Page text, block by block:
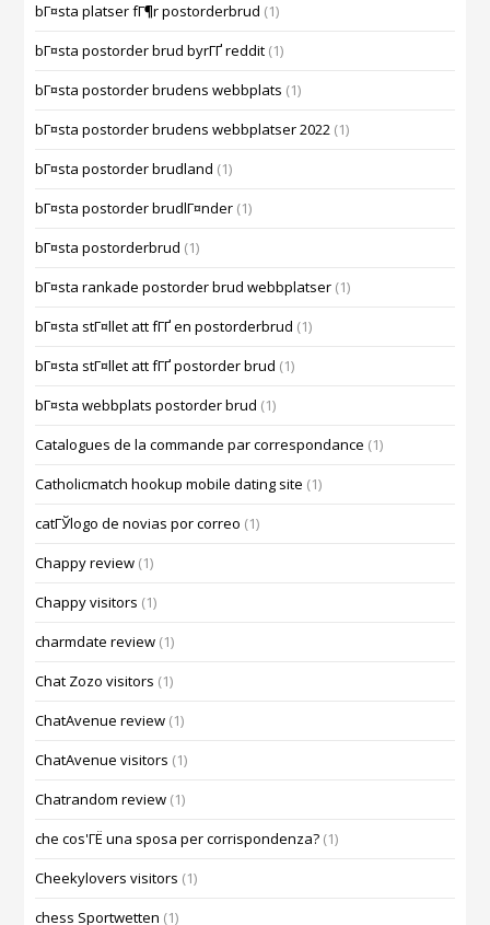
bГ¤sta platser fГ¶r postorderbrud (1)
bГ¤sta postorder brud byrГҐ reddit (1)
bГ¤sta postorder brudens webbplats (1)
bГ¤sta postorder brudens webbplatser 2022 (1)
bГ¤sta postorder brudland (1)
bГ¤sta postorder brudlГ¤nder (1)
bГ¤sta postorderbrud (1)
bГ¤sta rankade postorder brud webbplatser (1)
bГ¤sta stГ¤llet att fГҐ en postorderbrud (1)
bГ¤sta stГ¤llet att fГҐ postorder brud (1)
bГ¤sta webbplats postorder brud (1)
Catalogues de la commande par correspondance (1)
Catholicmatch hookup mobile dating site (1)
catГЎlogo de novias por correo (1)
Chappy review (1)
Chappy visitors (1)
charmdate review (1)
Chat Zozo visitors (1)
ChatAvenue review (1)
ChatAvenue visitors (1)
Chatrandom review (1)
che cos'ГЁ una sposa per corrispondenza? (1)
Cheekylovers visitors (1)
chess Sportwetten (1)